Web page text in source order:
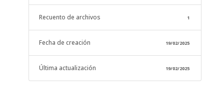
Recuento de archivos 1
Fecha de creación 19/02/2025
Última actualización 19/02/2025